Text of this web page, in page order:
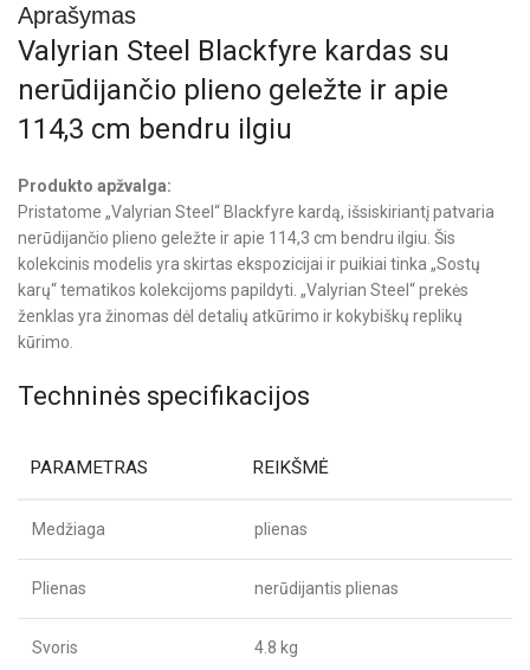
Aprašymas
Valyrian Steel Blackfyre kardas su
nerūdijančio plieno geležte ir apie
114,3 cm bendru ilgiu
Produkto apžvalga:
Pristatome „Valyrian Steel“ Blackfyre kardą, išsiskiriantį patvaria
nerūdijančio plieno geležte ir apie 114,3 cm bendru ilgiu. Šis
kolekcinis modelis yra skirtas ekspozicijai ir puikiai tinka „Sostų
karų“ tematikos kolekcijoms papildyti. „Valyrian Steel“ prekės
ženklas yra žinomas dėl detalių atkūrimo ir kokybiškų replikų
kūrimo.
Techninės specifikacijos
PARAMETRAS REIKŠMĖ
Medžiaga plienas
Plienas nerūdijantis plienas
Svoris 4.8 kg